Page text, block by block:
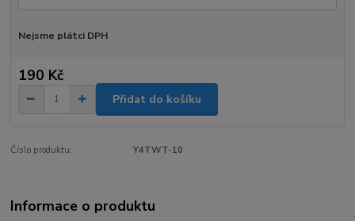
Nejsme plátci DPH
190 Kč
Přidat do košíku
Číslo produktu: Y4TWT-10
Informace o produktu